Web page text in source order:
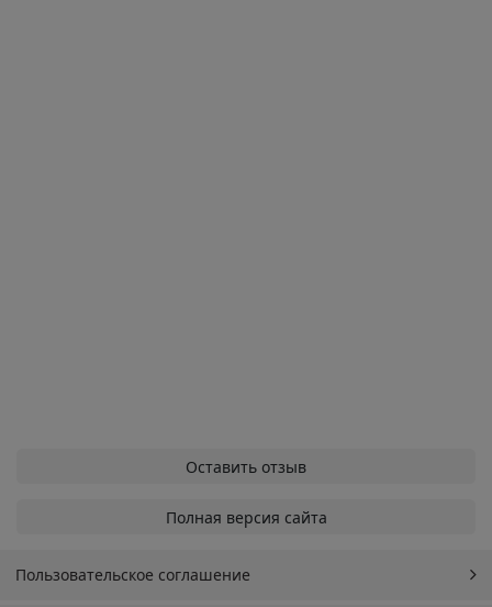
Оставить отзыв
Полная версия сайта
Пользовательское соглашение